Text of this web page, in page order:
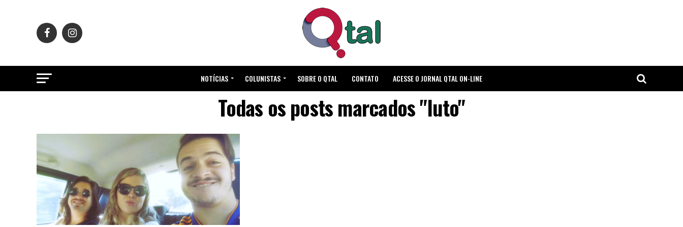
NOTÍCIAS COLUNISTAS SOBRE O QTAL CONTATO ACESSE O JORNAL QTAL ON-LINE
Todas os posts marcados "luto"